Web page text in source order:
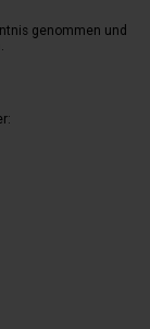
genommen und